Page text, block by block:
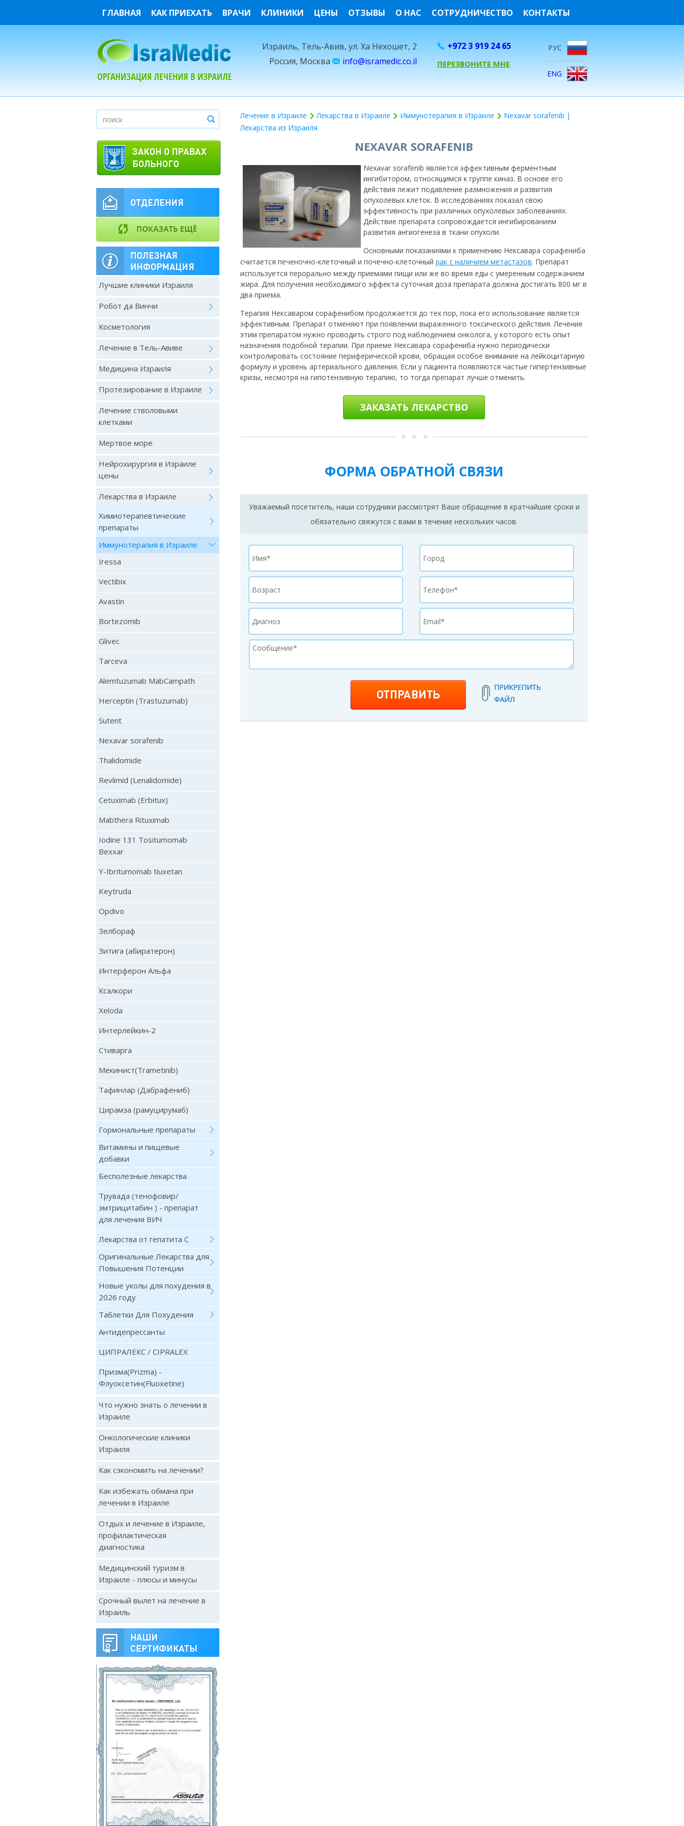
ГЛАВНАЯ КАК ПРИЕХАТЬ ВРАЧИ КЛИНИКИ ЦЕНЫ ОТЗЫВЫ О НАС СОТРУДНИЧЕСТВО КОНТАКТЫ
Израиль, Тель-Авив, ул. Ха Нехошет, 2
Россия, Москва
info@isramedic.co.il
+972 3 919 24 65
ПЕРЕЗВОНИТЕ МНЕ
РУС
ENG
Лучшие клиники Израиля
Робот да Винчи
Косметология
Лечение в Тель-Авиве
Медицина Израиля
Протезирование в Израиле
Лечение стволовыми
клетками
Мертвое море
Нейрохирургия в Израиле
цены
Лекарства в Израиле
Химиотерапевтические
препараты
Иммунотерапия в Израиле
Iressa
Vectibix
Avastin
Bortezomib
Glivec
Tarceva
Alemtuzumab MabCampath
Herceptin (Trastuzumab)
Sutent
Nexavar sorafenib
Thalidomide
Revlimid (Lenalidomide)
Cetuximab (Erbitux)
Mabthera Rituximab
Iodine 131 Tositumomab
Bexxar
Y-Ibritumomab tiuxetan
Keytruda
Opdivo
Зелбораф
Зитига (абиратерон)
Интерферон Альфа
Ксалкори
Xeloda
Интерлейкин-2
Стиварга
Мекинист(Trametinib)
Тафинлар (Дабрафениб)
Цирамза (рамуцирумаб)
Гормональные препараты
Витамины и пищевые
добавки
Бесполезные лекарства
Трувада (тенофовир/
эмтрицитабин ) - препарат
для лечения ВИЧ
Лекарства от гепатита С
Оригинальные Лекарства для
Повышения Потенции
Новые уколы для похудения в
2026 году
Таблетки Для Похудения
Антидепрессанты
ЦИПРАЛЕКС / CIPRALEX
Призма(Prizma) -
Флуоксетин(Fluoxetine)
Что нужно знать о лечении в
Израиле
Онкологические клиники
Израиля
Как сэкономить на лечении?
Как избежать обмана при
лечении в Израиле
Отдых и лечение в Израиле,
профилактическая
диагностика
Медицинский туризм в
Израиле - плюсы и минусы
Срочный вылет на лечение в
Израиль
Лечение в Израиле Лекарства в Израиле Иммунотерапия в Израиле
Nexavar sorafenib |
Лекарства из Израиля
NEXAVAR SORAFENIB
Nexavar sorafenib является эффективным ферментным
ингибитором, относящимся к группе киназ. В основе его
действия лежит подавление размножения и развития
опухолевых клеток. В исследованиях показал свою
эффективность при различных опухолевых заболеваниях.
Действие препарата сопровождается ингибированием
развития ангиогенеза в ткани опухоли.
Основными показаниями к применению Нексавара сорафениба
считается печеночно-клеточный и почечно-клеточный рак с наличием метастазов. Препарат
используется перорально между приемами пищи или же во время еды с умеренным содержанием
жира. Для получения необходимого эффекта суточная доза препарата должна достигать 800 мг в
два приема.
Терапия Нексаваром сорафенибом продолжается до тех пор, пока его использование является
эффективным. Препарат отменяют при появлении выраженного токсического действия. Лечение
этим препаратом нужно проводить строго под наблюдением онколога, у которого есть опыт
назначения подобной терапии. При приеме Нексавара сорафениба нужно периодически
контролировать состояние периферической крови, обращая особое внимание на лейкоцитарную
формулу и уровень артериального давления. Если у пациента появляются частые гипертензивные
кризы, несмотря на гипотензивную терапию, то тогда препарат лучше отменить.
ЗАКАЗАТЬ ЛЕКАРСТВО
ФОРМА ОБРАТНОЙ СВЯЗИ
Уважаемый посетитель, наши сотрудники рассмотрят Ваше обращение в кратчайшие сроки и
обязательно свяжутся с вами в течение нескольких часов.